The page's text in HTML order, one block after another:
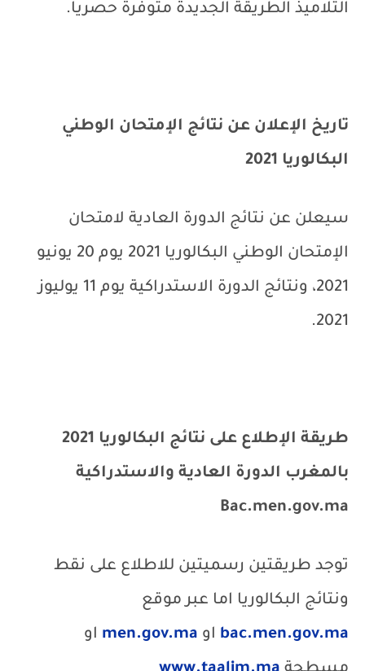
التلاميذ الطريقة الجديدة متوفرة حصريا.
تاريخ الإعلان عن نتائج الإمتحان الوطني
البكالوريا 2021
سيعلن عن نتائج الدورة العادية لامتحان
الإمتحان الوطني البكالوريا 2021 يوم 20 يونيو
2021، ونتائج الدورة الاستدراكية يوم 11 يوليوز
2021.
طريقة الإطلاع على نتائج البكالوريا 2021
بالمغرب الدورة العادية والاستدراكية
Bac.men.gov.ma
توجد طريقتين رسميتين للاطلاع على نقط
ونتائج البكالوريا اما عبر موقع
bac.men.gov.ma او men.gov.ma او